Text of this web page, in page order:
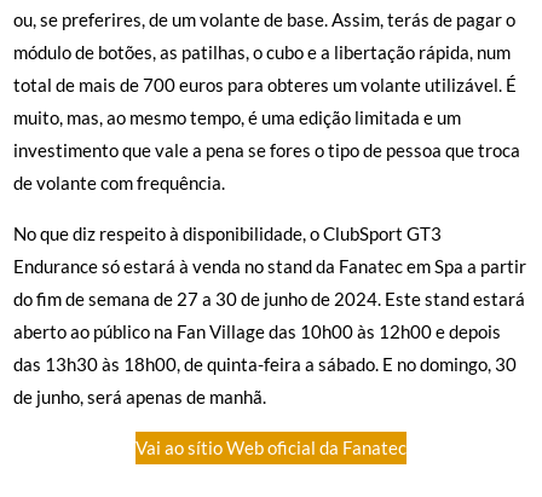
ou, se preferires, de um volante de base. Assim, terás de pagar o
módulo de botões, as patilhas, o cubo e a libertação rápida, num
total de mais de 700 euros para obteres um volante utilizável. É
muito, mas, ao mesmo tempo, é uma edição limitada e um
investimento que vale a pena se fores o tipo de pessoa que troca
de volante com frequência.
No que diz respeito à disponibilidade, o ClubSport GT3
Endurance só estará à venda no stand da Fanatec em Spa a partir
do fim de semana de 27 a 30 de junho de 2024. Este stand estará
aberto ao público na Fan Village das 10h00 às 12h00 e depois
das 13h30 às 18h00, de quinta-feira a sábado. E no domingo, 30
de junho, será apenas de manhã.
Vai ao sítio Web oficial da Fanatec